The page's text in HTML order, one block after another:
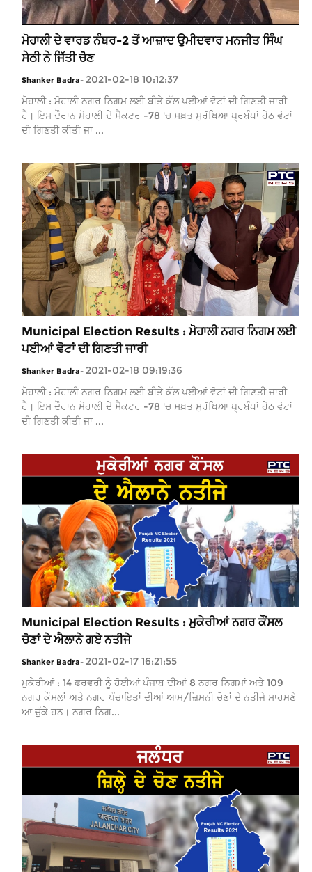
ਮੋਹਾਲੀ ਦੇ ਵਾਰਡ ਨੰਬਰ-2 ਤੋਂ ਆਜ਼ਾਦ ਉਮੀਦਵਾਰ ਮਨਜੀਤ ਸਿੰਘ
ਸੇਠੀ ਨੇ ਜਿੱਤੀ ਚੋਣ
Shanker Badra- 2021-02-18 10:12:37
ਮੋਹਾਲੀ : ਮੋਹਾਲੀ ਨਗਰ ਨਿਗਮ ਲਈ ਬੀਤੇ ਕੱਲ ਪਈਆਂ ਵੋਟਾਂ ਦੀ ਗਿਣਤੀ ਜਾਰੀ
ਹੈ। ਇਸ ਦੌਰਾਨ ਮੋਹਾਲੀ ਦੇ ਸੈਕਟਰ -78 'ਚ ਸਖ਼ਤ ਸੁਰੱਖਿਆ ਪ੍ਰਬੰਧਾਂ ਹੇਠ ਵੋਟਾਂ
ਦੀ ਗਿਣਤੀ ਕੀਤੀ ਜਾ ...
Municipal Election Results : ਮੋਹਾਲੀ ਨਗਰ ਨਿਗਮ ਲਈ
ਪਈਆਂ ਵੋਟਾਂ ਦੀ ਗਿਣਤੀ ਜਾਰੀ
Shanker Badra- 2021-02-18 09:19:36
ਮੋਹਾਲੀ : ਮੋਹਾਲੀ ਨਗਰ ਨਿਗਮ ਲਈ ਬੀਤੇ ਕੱਲ ਪਈਆਂ ਵੋਟਾਂ ਦੀ ਗਿਣਤੀ ਜਾਰੀ
ਹੈ। ਇਸ ਦੌਰਾਨ ਮੋਹਾਲੀ ਦੇ ਸੈਕਟਰ -78 'ਚ ਸਖ਼ਤ ਸੁਰੱਖਿਆ ਪ੍ਰਬੰਧਾਂ ਹੇਠ ਵੋਟਾਂ
ਦੀ ਗਿਣਤੀ ਕੀਤੀ ਜਾ ...
Municipal Election Results : ਮੁਕੇਰੀਆਂ ਨਗਰ ਕੌਂਸਲ
ਚੋਣਾਂ ਦੇ ਐਲਾਨੇ ਗਏ ਨਤੀਜੇ
Shanker Badra- 2021-02-17 16:21:55
ਮੁਕੇਰੀਆਂ : 14 ਫਰਵਰੀ ਨੂੰ ਹੋਈਆਂ ਪੰਜਾਬ ਦੀਆਂ 8 ਨਗਰ ਨਿਗਮਾਂ ਅਤੇ 109
ਨਗਰ ਕੌਸਲਾਂ ਅਤੇ ਨਗਰ ਪੰਚਾਇਤਾਂ ਦੀਆਂ ਆਮ/ਜ਼ਿਮਨੀ ਚੋਣਾਂ ਦੇ ਨਤੀਜੇ ਸਾਹਮਣੇ
ਆ ਚੁੱਕੇ ਹਨ। ਨਗਰ ਨਿਗ...